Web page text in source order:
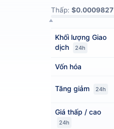
Thấp: $0.0009827
Khối lượng Giao
dịch
24h
Vốn hóa
Tăng giảm 24h
Giá thấp / cao
24h